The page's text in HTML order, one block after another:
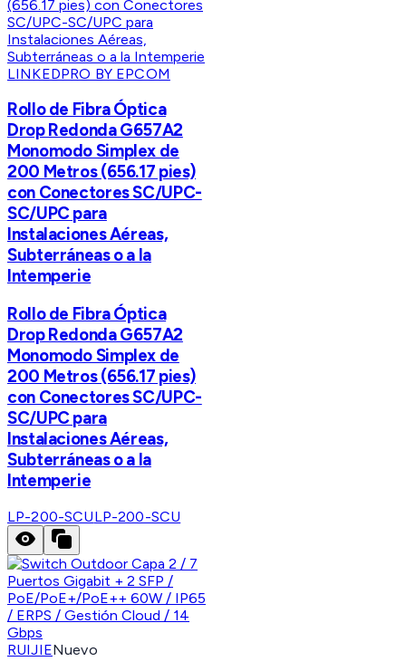
LINKEDPRO BY EPCOM
Rollo de Fibra Óptica
Drop Redonda G657A2
Monomodo Simplex de
200 Metros (656.17 pies)
con Conectores SC/UPC-
SC/UPC para
Instalaciones Aéreas,
Subterráneas o a la
Intemperie
Rollo de Fibra Óptica
Drop Redonda G657A2
Monomodo Simplex de
200 Metros (656.17 pies)
con Conectores SC/UPC-
SC/UPC para
Instalaciones Aéreas,
Subterráneas o a la
Intemperie
LP-200-SCULP-200-SCU
RUIJIENuevo